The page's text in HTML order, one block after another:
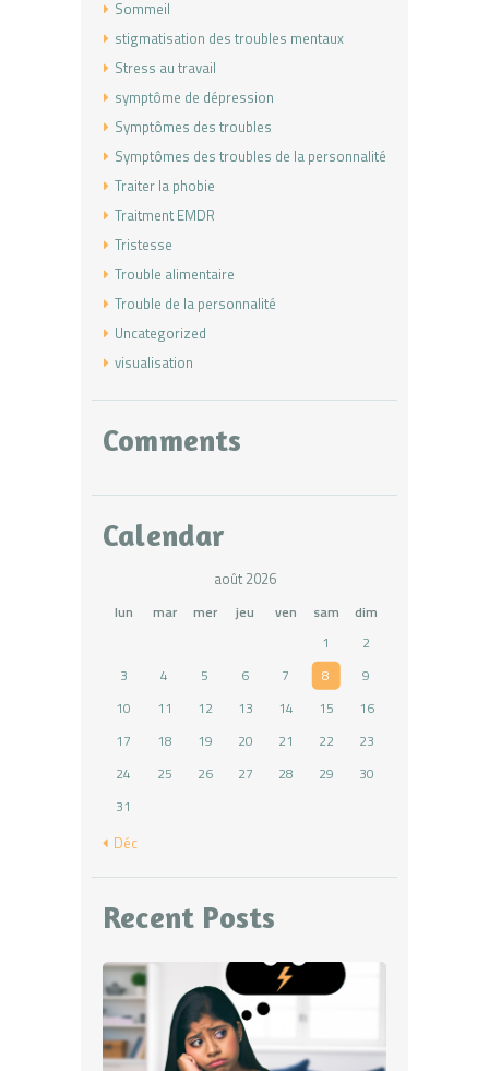
Sommeil
stigmatisation des troubles mentaux
Stress au travail
symptôme de dépression
Symptômes des troubles
Symptômes des troubles de la personnalité
Traiter la phobie
Traitment EMDR
Tristesse
Trouble alimentaire
Trouble de la personnalité
Uncategorized
visualisation
Comments
Calendar
août 2026
lun mar mer jeu ven sam
dim
1
2
3
4 5 6 7 8
9
10
11 12 13 14 15
16
17
18 19 20 21 22
23
24
25 26 27 28 29
30
31
« Déc
Recent Posts